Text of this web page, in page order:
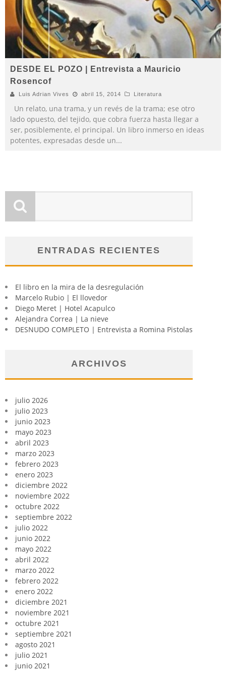
DESDE EL POZO | Entrevista a Mauricio
Rosencof
Luis Adrian Vives abril 15, 2014 Literatura
Un relato, una trama, y un revés de la trama; ese otro
lado opuesto, del tejido, que cobra fuerza hasta llegar a
ser, posiblemente, el principal. Un libro inmerso en ideas
potentes, expresadas desde un...
ENTRADAS RECIENTES
El libro en la mira de la desregulación
Marcelo Rubio | El llovedor
Diego Meret | Hotel Acapulco
Alejandra Correa | La nieve
DESNUDO COMPLETO | Entrevista a Romina Pistolas
ARCHIVOS
julio 2026
julio 2023
junio 2023
mayo 2023
abril 2023
marzo 2023
febrero 2023
enero 2023
diciembre 2022
noviembre 2022
octubre 2022
septiembre 2022
julio 2022
junio 2022
mayo 2022
abril 2022
marzo 2022
febrero 2022
enero 2022
diciembre 2021
noviembre 2021
octubre 2021
septiembre 2021
agosto 2021
julio 2021
junio 2021